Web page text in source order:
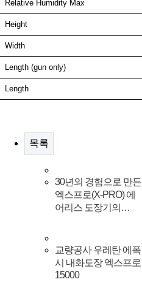
Relative Humidity Max
Height
Width
Length (gun only)
Length
목록
30년의 경험으로 만든
엑스프로(X-PRO) 에
어리스 도장기의…
교량공사 우레탄 에폭
시 내화도장 엑스프로
15000